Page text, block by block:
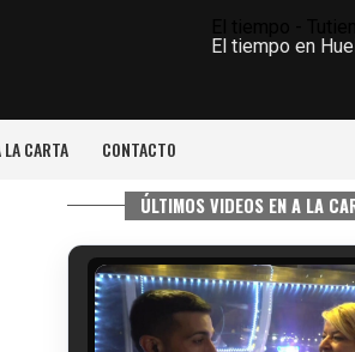
El tiempo en
LA CARTA CONTACTO
ÚLTIMOS VIDEOS EN A LA